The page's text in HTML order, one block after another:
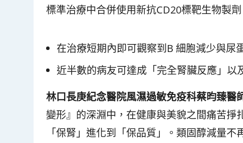
標準治療中合併使用新抗CD20標靶生物製
在治療短期內即可觀察到B 細胞減少與尿
近半數的病友可達成「完全腎臟反應」以
林口長庚紀念醫院風濕過敏免疫科蔡昀臻醫
變形』的深淵中，在健康與美貌之間痛苦
「保腎」進化到「保品質」。類固醇減量